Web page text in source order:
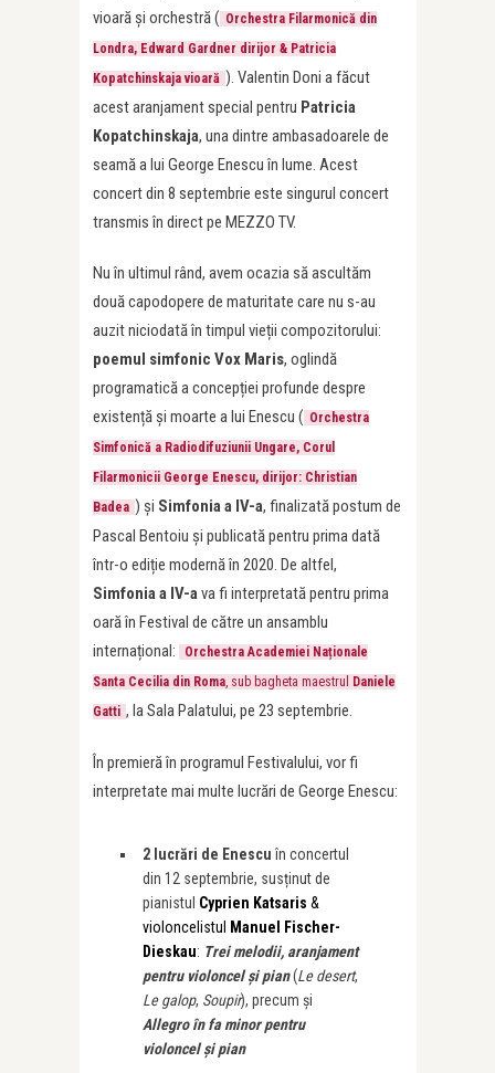
vioară și orchestră ( Orchestra Filarmonică din
Londra, Edward Gardner dirijor & Patricia
Kopatchinskaja vioară ). Valentin Doni a făcut
acest aranjament special pentru Patricia
Kopatchinskaja, una dintre ambasadoarele de
seamă a lui George Enescu în lume. Acest
concert din 8 septembrie este singurul concert
transmis în direct pe MEZZO TV.
Nu în ultimul rând, avem ocazia să ascultăm
două capodopere de maturitate care nu s-au
auzit niciodată în timpul vieții compozitorului:
poemul simfonic Vox Maris, oglindă
programatică a concepției profunde despre
existență și moarte a lui Enescu ( Orchestra
Simfonică a Radiodifuziunii Ungare, Corul
Filarmonicii George Enescu, dirijor: Christian
Badea ) și Simfonia a IV-a, finalizată postum de
Pascal Bentoiu și publicată pentru prima dată
într-o ediție modernă în 2020. De altfel,
Simfoniaa IV-ava fi interpretată pentru prima
oară în Festival de către un ansamblu
internațional:
Orchestra Academiei Naționale
Santa Cecilia din Roma, sub bagheta maestrul Daniele
Gatti , la Sala Palatului, pe 23 septembrie.
În premieră în programul Festivalului, vor fi
interpretate mai multe lucrări de George Enescu:
2 lucrări de Enescu în concertul
din 12 septembrie, susținut de
pianistul Cyprien Katsaris &
violoncelistul
Manuel Fischer-
Dieskau: Trei melodii, aranjament
pentru violoncel și pian(Le desert,
Le galop, Soupir), precum și
Allegro în fa minor pentru
violoncel și pian